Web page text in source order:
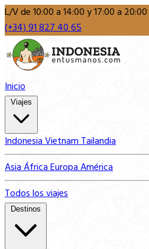
L/V de 10:00 a 14:00 y 17:00 a 20:00
(+34) 91 827 40 65
Inicio
IndonesiaVietnamTailandia
AsiaÁfricaEuropaAmérica
Todos los viajes